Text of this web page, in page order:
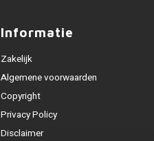
Informatie
Zakelijk
Algemene voorwaarden
Copyright
Privacy Policy
Disclaimer